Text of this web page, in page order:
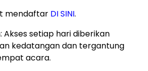
mendaftar DI SINI.
setiap hari diberikan
kedatangan dan tergantung
acara.